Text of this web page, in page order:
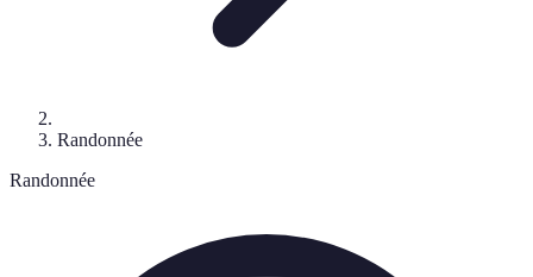
Randonnée
Randonnée